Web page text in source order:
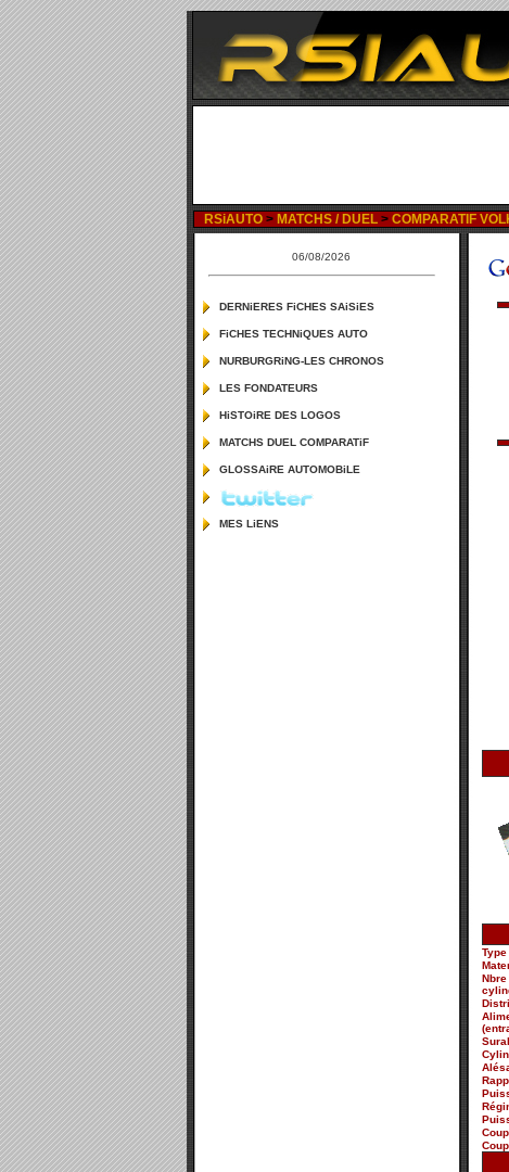
RSiAUTO > MATCHS / DUEL > COMPARATIF
06/08/2026
DERNiERES FiCHES SAiSiES
FiCHES TECHNiQUES AUTO
NURBURGRiNG-LES CHRONOS
LES FONDATEURS
HiSTOiRE DES LOGOS
MATCHS DUEL COMPARATiF
GLOSSAiRE AUTOMOBiLE
MES LiENS